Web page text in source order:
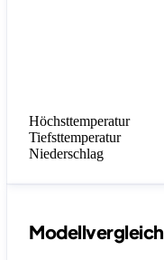
Höchsttemperatur
Tiefsttemperatur
Niederschlag
Modellvergleich